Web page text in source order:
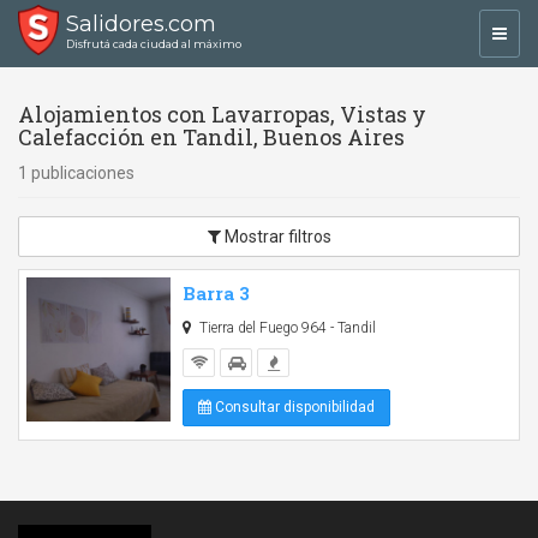
Salidores.com
Disfrutá cada ciudad al máximo
Alojamientos con Lavarropas, Vistas y
Calefacción en Tandil, Buenos Aires
1 publicaciones
Mostrar filtros
Barra 3
Tierra del Fuego 964 - Tandil
Consultar disponibilidad